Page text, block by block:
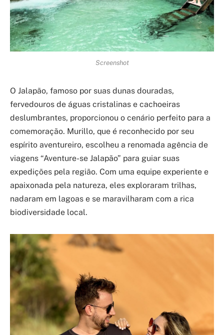
Screenshot
O Jalapão, famoso por suas dunas douradas,
fervedouros de águas cristalinas e cachoeiras
deslumbrantes, proporcionou o cenário perfeito para a
comemoração. Murillo, que é reconhecido por seu
espírito aventureiro, escolheu a renomada agência de
viagens “Aventure-se Jalapão” para guiar suas
expedições pela região. Com uma equipe experiente e
apaixonada pela natureza, eles exploraram trilhas,
nadaram em lagoas e se maravilharam com a rica
biodiversidade local.